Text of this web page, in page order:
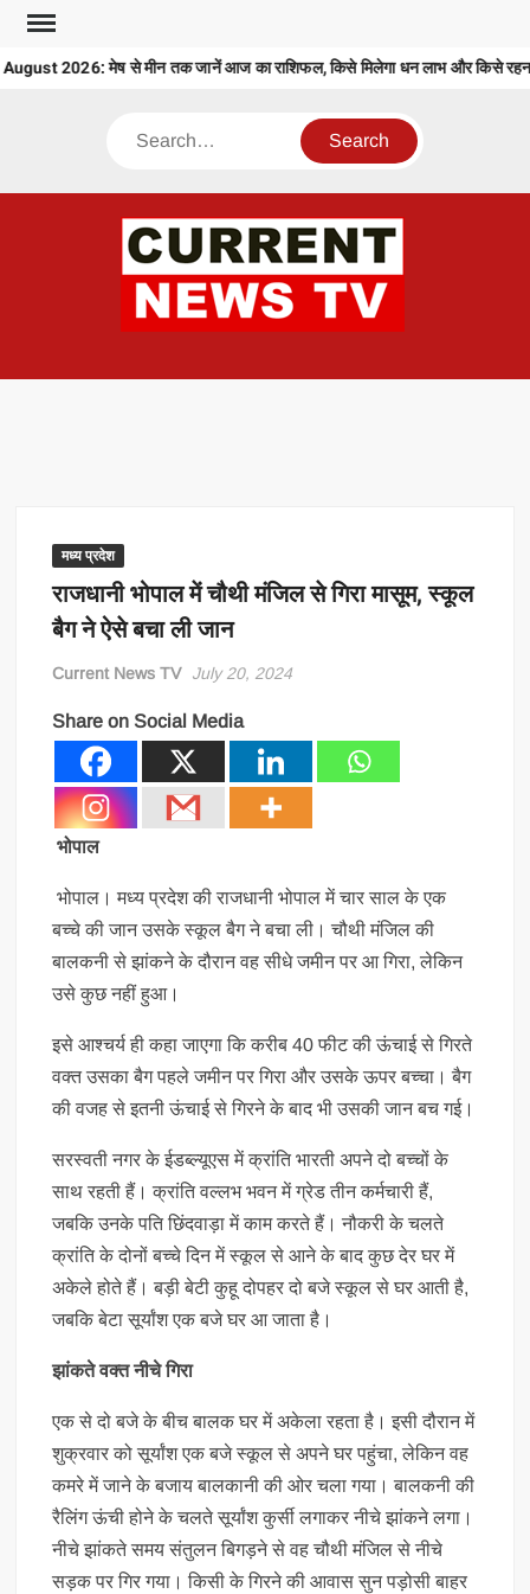
Skip
content2026: मेष से मीन तक जानें आज का राशिफल, किसे मिलेगा धन लाभ और किसे रहना
Search
मध्य प्रदेश
राजधानी भोपाल में चौथी मंजिल से गिरा मासूम, स्कूल
बैग ने ऐसे बचा ली जान
Current News TV July 20, 2024
Share on Social Media
भोपाल
भोपाल। मध्य प्रदेश की राजधानी भोपाल में चार साल के एक
बच्चे की जान उसके स्कूल बैग ने बचा ली। चौथी मंजिल की
बालकनी से झांकने के दौरान वह सीधे जमीन पर आ गिरा, लेकिन
उसे कुछ नहीं हुआ।
इसे आश्चर्य ही कहा जाएगा कि करीब 40 फीट की ऊंचाई से गिरते
वक्त उसका बैग पहले जमीन पर गिरा और उसके ऊपर बच्चा। बैग
की वजह से इतनी ऊंचाई से गिरने के बाद भी उसकी जान बच गई।
सरस्वती नगर के ईडब्ल्यूएस में क्रांति भारती अपने दो बच्चों के
साथ रहती हैं। क्रांति वल्लभ भवन में ग्रेड तीन कर्मचारी हैं,
जबकि उनके पति छिंदवाड़ा में काम करते हैं। नौकरी के चलते
क्रांति के दोनों बच्चे दिन में स्कूल से आने के बाद कुछ देर घर में
अकेले होते हैं। बड़ी बेटी कुहू दोपहर दो बजे स्कूल से घर आती है,
जबकि बेटा सूर्यांश एक बजे घर आ जाता है।
झांकते वक्त नीचे गिरा
एक से दो बजे के बीच बालक घर में अकेला रहता है। इसी दौरान में
शुक्रवार को सूर्यांश एक बजे स्कूल से अपने घर पहुंचा, लेकिन वह
कमरे में जाने के बजाय बालकानी की ओर चला गया। बालकनी की
रैलिंग ऊंची होने के चलते सूर्यांश कुर्सी लगाकर नीचे झांकने लगा।
नीचे झांकते समय संतुलन बिगड़ने से वह चौथी मंजिल से नीचे
सड़क पर गिर गया। किसी के गिरने की आवास सुन पड़ोसी बाहर